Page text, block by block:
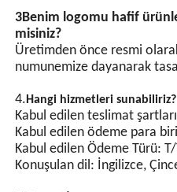
enerji tasarruflu lamba
boncukları yüksek
parlaklığa sahiptir ve
sıradan lamba
boncuklarından daha enerji
tasarrufu sağlar.
Her zaman seri üretimden
Her zaman nakliye öncesi
2.Hafif sipariş için MOQ
3Benim logomu hafif
misiniz?
Üretimden önce resmi
numunemize dayanarak